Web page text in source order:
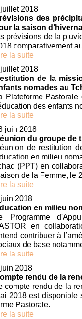
2018
des
la saison
prévisions de la
comparativement
la suite
2018
de la
nomades au
Plateforme
des enfants
la suite
juin 2018
du groupe de
de restitution
en milieu
(PPT) en
de la Femme, le
la suite
2018
en milieu
Programme
en
contribuer à
de base
la suite
2018
rendu de la
compte rendu de la
2018 est disponible
Pastorale.
la suite